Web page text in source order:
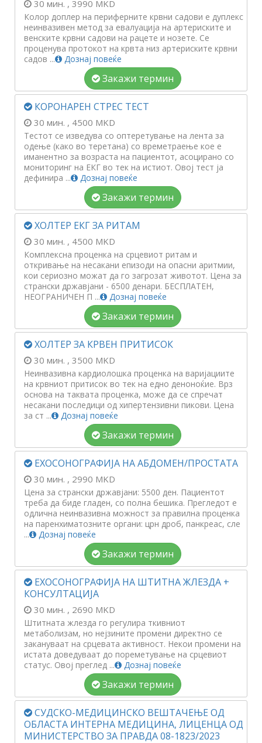
30 мин. , 3990 MKD
Колор доплер на периферните крвни садови е дуплекс
неинвазивен метод за евалуација на артериските и
венските крвни садови на рацете и нозете. Се
проценува протокот на крвта низ артериските крвни
садов ...
Дознај повеќе
Закажи термин
КОРОНАРЕН СТРЕС ТЕСТ
30 мин. , 4500 MKD
Тестот се изведува со оптеретување на лента за
одење (како во теретана) со времетраење кое е
иманентно за возраста на пациентот, асоцирано со
мониторинг на ЕКГ во тек на истиот. Овој тест ја
дефинира ...
Дознај повеќе
Закажи термин
ХОЛТЕР ЕКГ ЗА РИТАМ
30 мин. , 4500 MKD
Комплексна проценка на срцевиот ритам и
откривање на несакани епизоди на опасни аритмии,
кои сериозно можат да го загрозат животот. Цена за
странски државјани - 6500 денари. БЕСПЛАТЕН,
НЕОГРАНИЧЕН П ...
Дознај повеќе
Закажи термин
ХОЛТЕР ЗА КРВЕН ПРИТИСОК
30 мин. , 3500 MKD
Неинвазивна кардиолошка проценка на варијациите
на крвниот притисок во тек на едно деноноќие. Врз
основа на таквата проценка, може да се спречат
несакани последици од хипертензивни пикови. Цена
за ст ...
Дознај повеќе
Закажи термин
ЕХОСОНОГРАФИЈА НА АБДОМЕН/ПРОСТАТА
30 мин. , 2990 MKD
Цена за странски државјани: 5500 ден. Пациентот
треба да биде гладен, со полна бешика. Прегледот е
одлична неинвазивна можност за правилна проценка
на паренхиматозните органи: црн дроб, панкреас, сле
...
Дознај повеќе
Закажи термин
ЕХОСОНОГРАФИЈА НА ШТИТНА ЖЛЕЗДА +
КОНСУЛТАЦИЈА
30 мин. , 2690 MKD
Штитната жлезда го регулира ткивниот
метаболизам, но нејзините промени директно се
закануваат на срцевата активност. Некои промени на
истата доведуваат до пореметување на срцевиот
статус. Овој преглед ...
Дознај повеќе
Закажи термин
СУДСКО-МЕДИЦИНСКО ВЕШТАЧЕЊЕ ОД
ОБЛАСТА ИНТЕРНА МЕДИЦИНА, ЛИЦЕНЦА ОД
МИНИСТЕРСТВО ЗА ПРАВДА 08-1823/2023